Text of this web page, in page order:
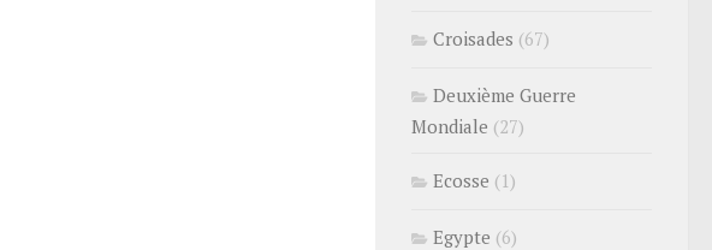
Croisades (67)
Deuxième Guerre
Mondiale (27)
Ecosse (1)
Egypte (6)